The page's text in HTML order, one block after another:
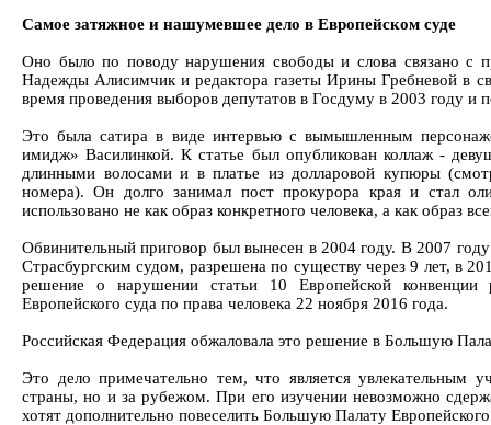
Самое затяжное и нашумевшее дело в Европейском суде
Оно было по поводу нарушения свободы и слова связано с
Надежды Алисимчик и редактора газеты Ирины Гребневой в
время проведения выборов депутатов в Госдуму в 2003 году и
Это была сатира в виде интервью с вымышленным
имидж» Василинкой. К статье был опубликован коллаж -
длинными волосами и в платье из долларовой купюры
номера). Он долго занимал пост прокурора края и стал
использовано не как образ конкретного человека, а как образ
Обвинительный приговор был вынесен в 2004 году. В 2007
Страсбургским судом, разрешена по существу через 9 лет, в
решение о нарушении статьи 10 Европейской конвенции
Европейского суда по права человека 22 ноября 2016 года.
Российская Федерация обжаловала это решение в Большую
Это дело примечательно тем, что является
страны, но и за рубежом. При его изучении невозможно
хотят дополнительно повеселить Большую Палату